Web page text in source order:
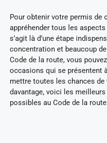
Pour obtenir votre permis de
appréhender tous les aspects
s’agit là d’une étape
concentration et beaucoup
Code de la route, vous
occasions qui se présentent
mettre toutes les chances
davantage, voici les
possibles au Code de la